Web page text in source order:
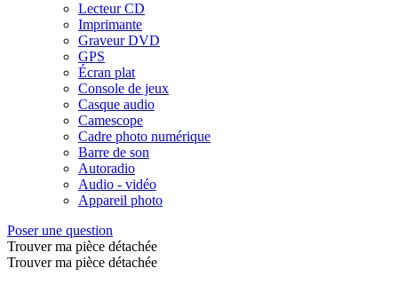
Lecteur CD
Imprimante
Graveur DVD
GPS
Écran plat
Console de jeux
Casque audio
Camescope
Cadre photo numérique
Barre de son
Autoradio
Audio - vidéo
Appareil photo
Poser une question
Trouver ma pièce détachée
Trouver ma pièce détachée